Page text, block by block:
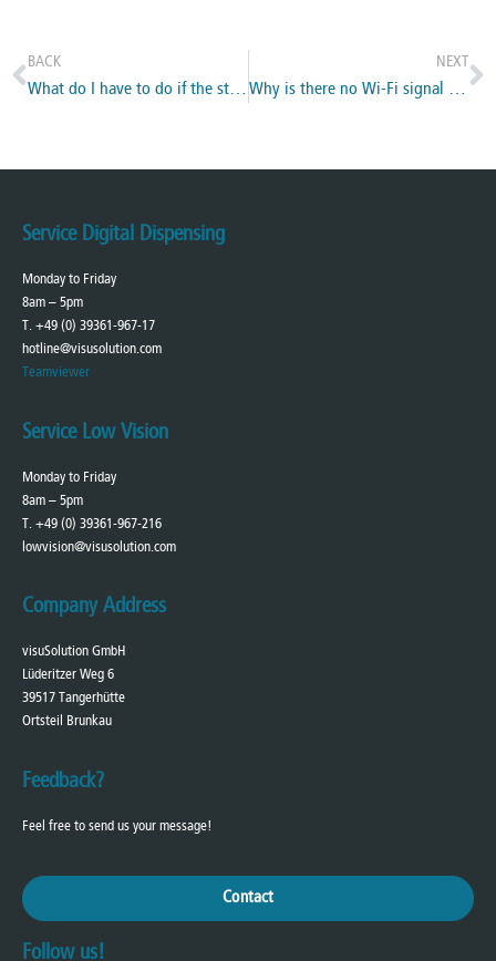
BACK
What do I have to do if the start page is not accessible?
NEXT
Why is there no Wi-Fi signal from the Master after I have switched it on?
Service Digital Dispensing
Monday to Friday
8am – 5pm
T. +49 (0) 39361-967-17
hotline@visusolution.com
Teamviewer
Service Low Vision
Monday to Friday
8am – 5pm
T. +49 (0) 39361-967-216
lowvision@visusolution.com
Company Address
visuSolution GmbH
Lüderitzer Weg 6
39517 Tangerhütte
Ortsteil Brunkau
Feedback?
Feel free to send us your message!
Contact
Follow us!